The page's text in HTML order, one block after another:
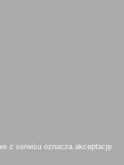
z serwisu oznacza akceptację